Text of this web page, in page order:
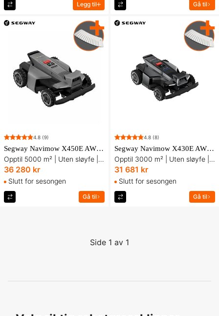
Legg til Gå til
4.8 (9)
Segway Navimow X450E AWD Robotgressklipper
Opptil 5000 m² | Uten sløyfe | RTK - Kamera + AWD
36 280 kr
Slutt for sesongen
Gå til
4.8 (8)
Segway Navimow X430E AWD Robotgressklipper
Opptil 3000 m² | Uten sløyfe | RTK - Kamera + AWD
31 681 kr
Slutt for sesongen
Gå til
Side 1 av 1